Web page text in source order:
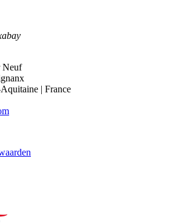
Neuf
| France